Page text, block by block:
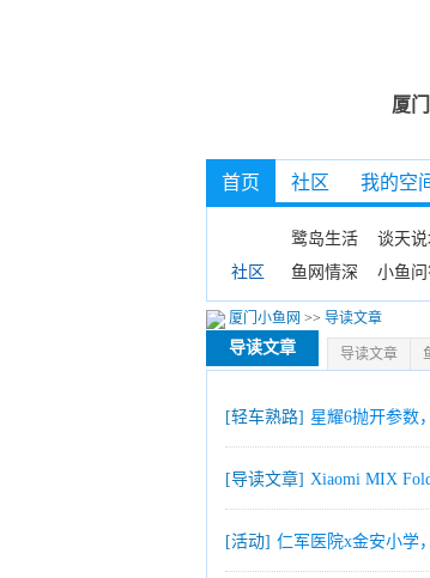
厦门
首页 社区 我的空
社区
鹭岛生活 谈天说
鱼网情深
小鱼
厦门小鱼网 >> 导读文章
导读文章 导读文章
[轻车熟路] 星耀6抛开参数
[导读文章] Xiaomi MIX
[活动] 仁军医院x金安小学